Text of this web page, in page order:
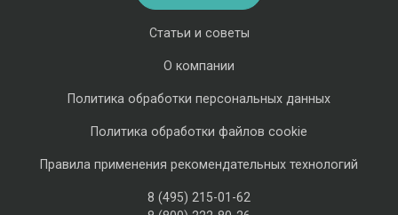
Статьи и советы
О компании
Политика обработки персональных данных
Политика обработки файлов cookie
Правила применения рекомендательных технологий
8 (495) 215-01-62